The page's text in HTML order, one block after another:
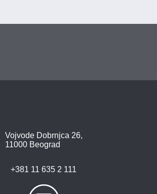
Vojvode Dobrnjca 26,
11000 Beograd
+381 11 635 2 111